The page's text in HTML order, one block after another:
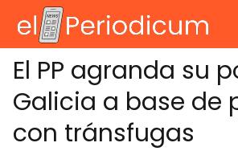
El PP agranda su
Galicia a base de
con tránsfugas